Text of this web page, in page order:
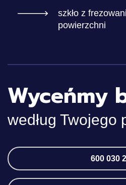
szkło z
powierzchni
Wyceńmy
według Twojego
600 030